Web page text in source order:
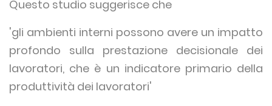
Questo studio suggerisce che
'gli ambienti interni possono avere un impatto
profondo sulla prestazione decisionale dei
lavoratori, che è un indicatore primario della
produttività dei lavoratori'